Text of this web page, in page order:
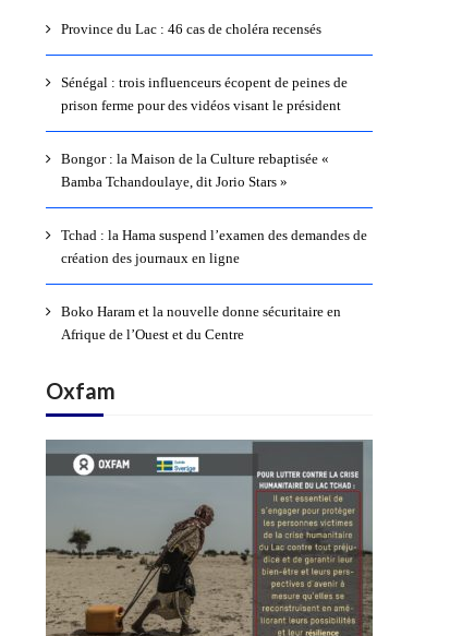
Province du Lac : 46 cas de choléra recensés
Sénégal : trois influenceurs écopent de peines de
prison ferme pour des vidéos visant le président
Bongor : la Maison de la Culture rebaptisée «
Bamba Tchandoulaye, dit Jorio Stars »
Tchad : la Hama suspend l’examen des demandes de
création des journaux en ligne
Boko Haram et la nouvelle donne sécuritaire en
Afrique de l’Ouest et du Centre
Oxfam